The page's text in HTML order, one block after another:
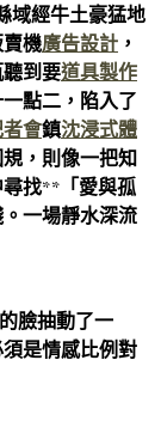
域經牛土豪猛地
機廣告設計 ，
到要道具製作
點二，陷入了
會鎮沈浸式體
，則像一把知
找**「愛與孤
一場靜水深流
臉抽動了一
是情感比例對